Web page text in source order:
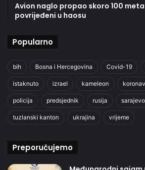
Avion naglo propao skoro 100
povrijeđeni u haosu
Popularno
bih Bosna i Hercegovina Covid-19
istaknuto izrael kameleon
policija predsjednik rusija sarajevo
tuzlanski kanton ukrajina vrijeme
Preporučujemo